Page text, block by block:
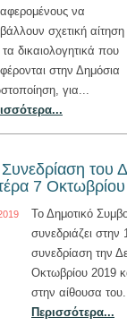
να
σχετική αίτηση
δικαιολογητικά που
στην Δημόσια
για...
του
7
Το Δημοτικό
συνεδριάζει στην
συνεδρίαση την
Οκτωβρίου 2019
στην αίθουσα
Περισσότερα...